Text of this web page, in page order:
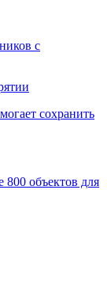
с
сохранить
800 объектов для